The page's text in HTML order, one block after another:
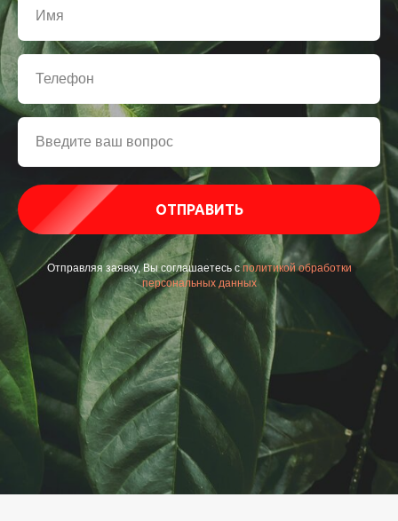
ОТПРАВИТЬ
Отправляя заявку, Вы соглашаетесь сполитикой обработки
персональных данных